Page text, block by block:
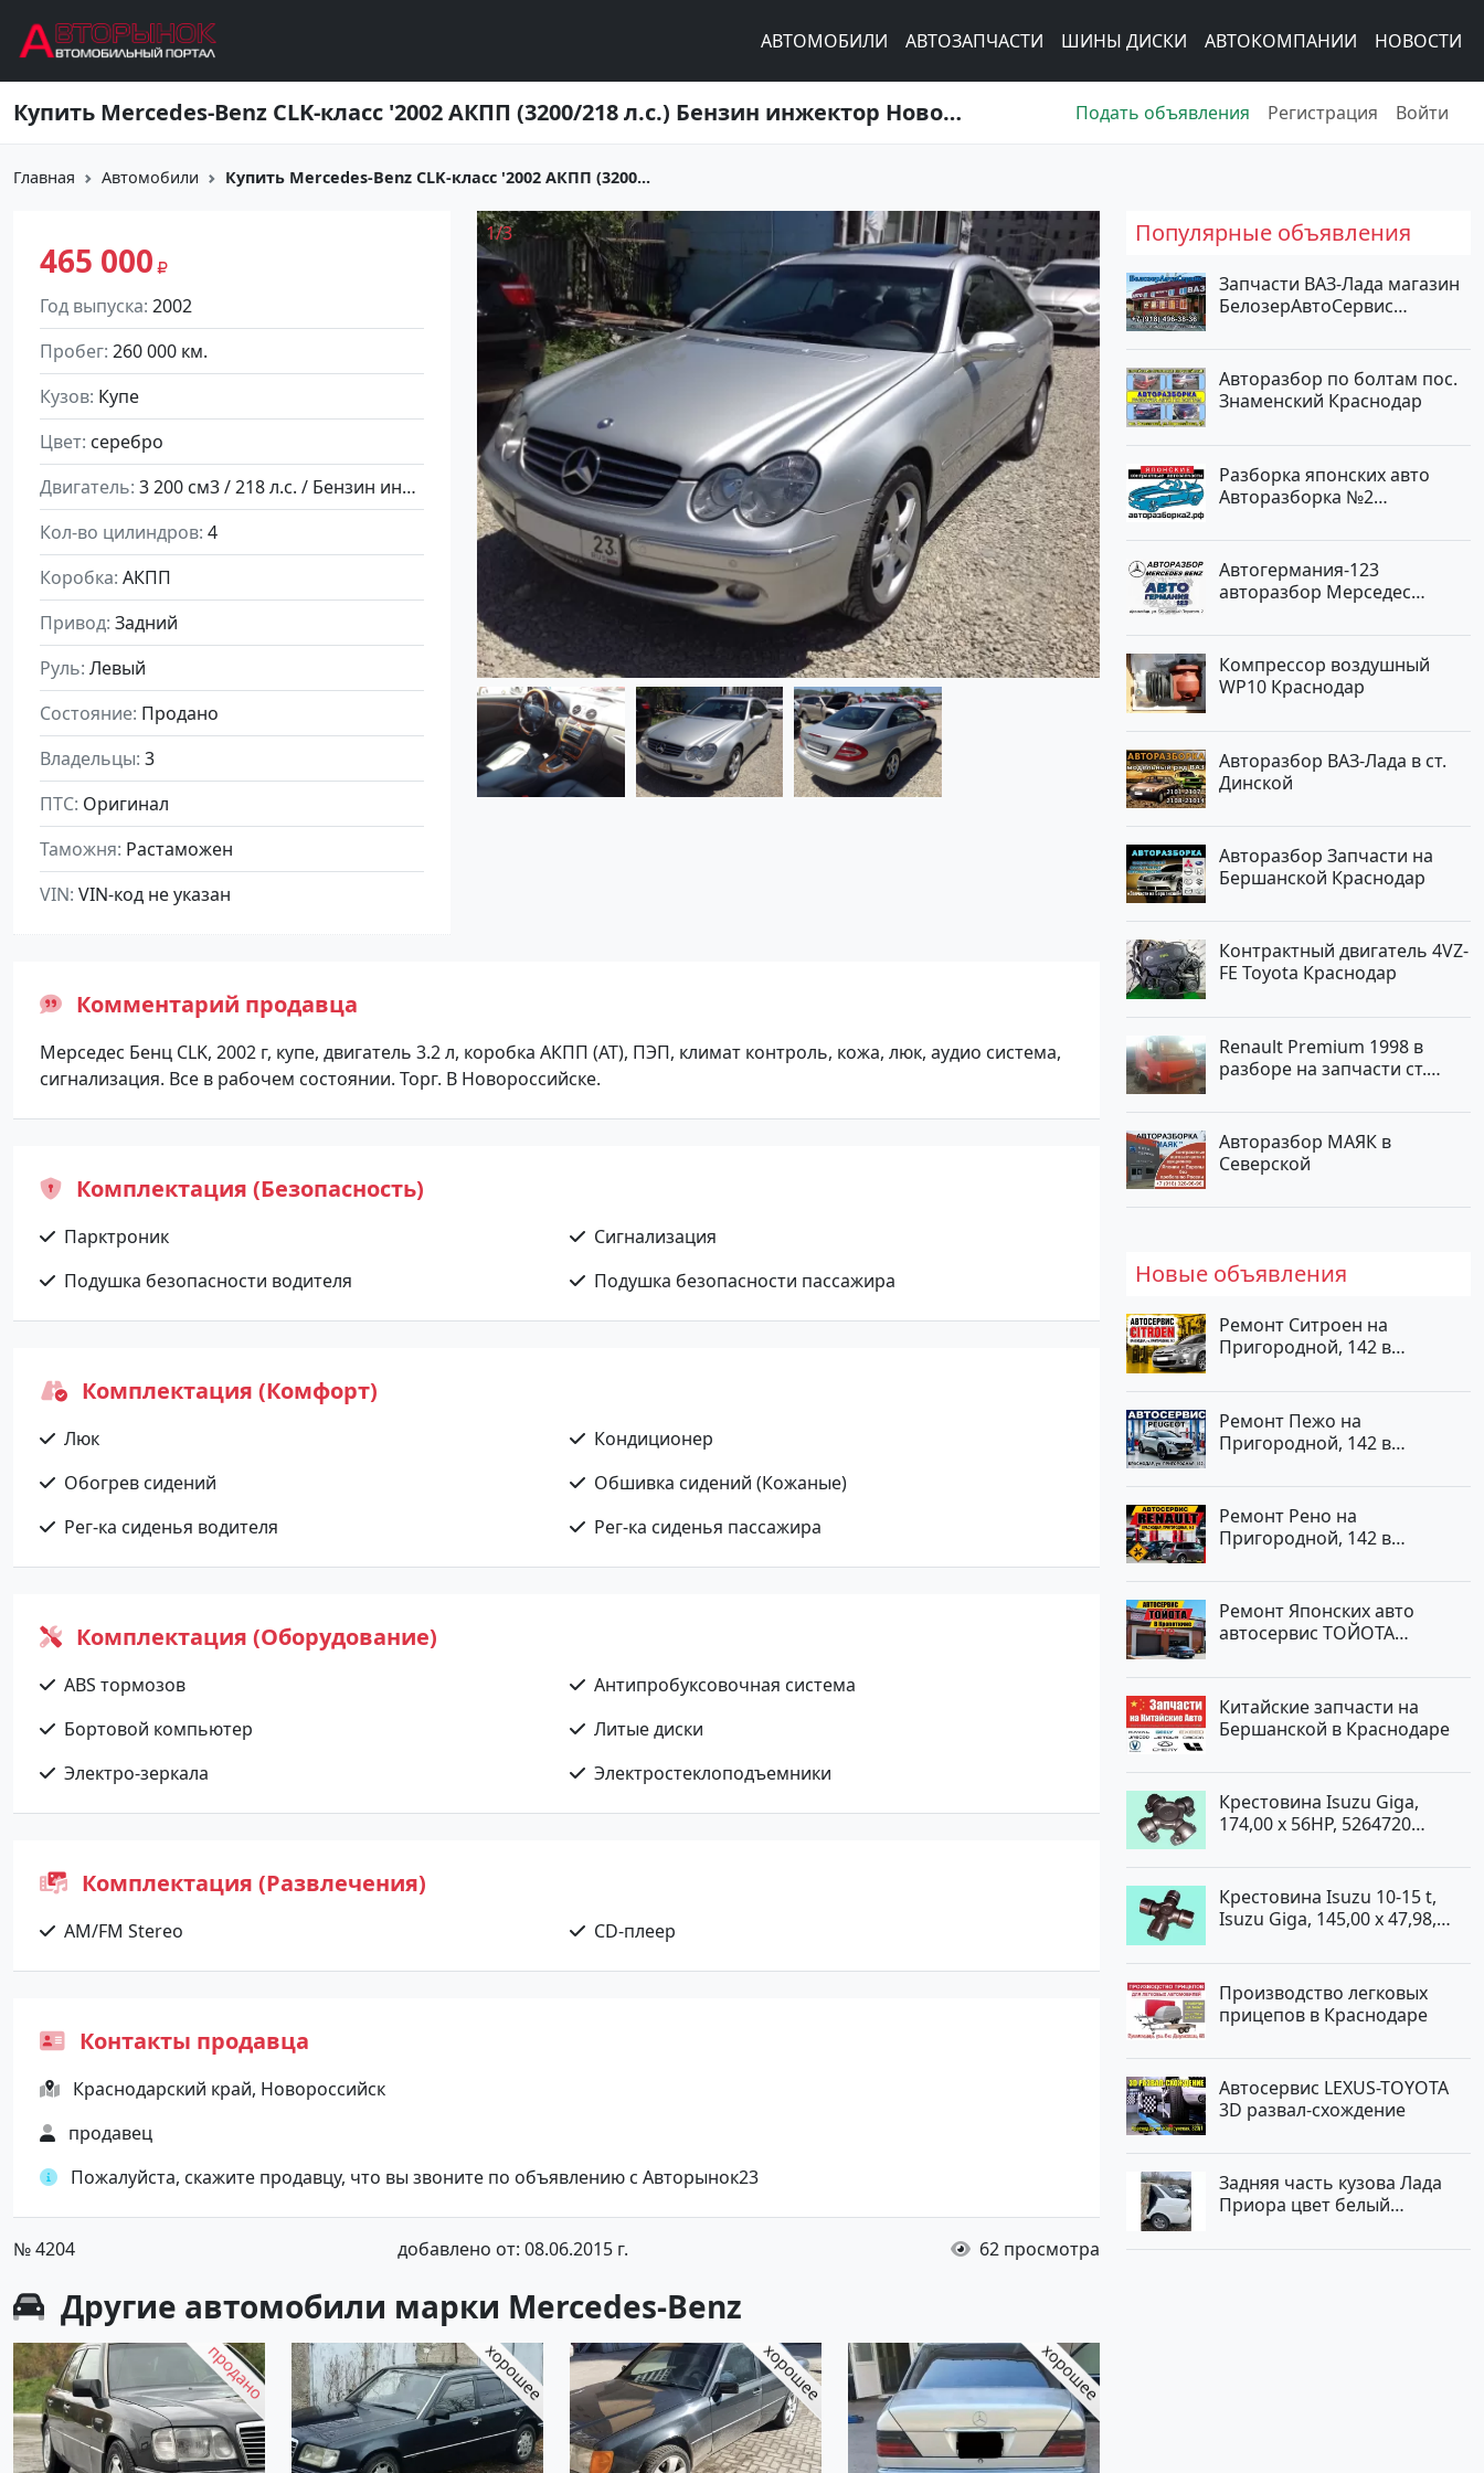
АВТОМОБИЛИ АВТОЗАПЧАСТИ ШИНЫ ДИСКИ АВТОКОМПАНИИ НОВОСТИ
Купить Mercedes-Benz CLK-класс '2002 АКПП (3200/218 л.с.) Бензин инжектор Новороссийск цвет серебро Купе по цене 465000 рублей, объявление №4204 на сайте Авторынок23 Подать объявления Регистрация Войти
Главная Автомобили Купить Mercedes-Benz CLK-класс '2002 АКПП (3200...
465 000
Год выпуска 2002
Пробег 260 000 км.
Кузов Купе
Цвет серебро
Двигатель
3 200 см3 / 218 л.с. / Бензин инжектор
Кол-во цилиндров 4
Коробка АКПП
Привод Задний
Руль Левый
Состояние Продано
Владельцы 3
ПТС Оригинал
Таможня Растаможен
VIN VIN-код не указан
1/3
Комментарий продавца
Мерседес Бенц CLK, 2002 г, купе, двигатель 3.2 л, коробка АКПП (АТ), ПЭП, климат контроль, кожа, люк, аудио система,
сигнализация. Все в рабочем состоянии. Торг. В Новороссийске.
Комплектация (Безопасность)
Парктроник
Сигнализация
Подушка безопасности водителя
Подушка безопасности пассажира
Комплектация (Комфорт)
Люк
Кондиционер
Обогрев сидений
Обшивка сидений (Кожаные)
Рег-ка сиденья водителя
Рег-ка сиденья пассажира
Комплектация (Оборудование)
ABS тормозов
Антипробуксовочная система
Бортовой компьютер
Литые диски
Электро-зеркала
Электростеклоподъемники
Комплектация (Развлечения)
AM/FM Stereo CD-плеер
Контакты продавца
Краснодарский край, Новороссийск
продавец
Пожалуйста, скажите продавцу, что вы звоните по объявлению с Авторынок23
№ 4204 добавлено от: 08.06.2015 г. 62 просмотра
Другие автомобили марки Mercedes-Benz
Популярные объявления
Запчасти ВАЗ-Лада магазин
БелозерАвтоСервис
Авторазбор по болтам пос.
Знаменский Краснодар
Разборка японских авто
Авторазборка №2
Автогермания-123
авторазбор Мерседес
Компрессор воздушный
WP10 Краснодар
Авторазбор ВАЗ-Лада в ст.
Динской
Авторазбор Запчасти на
Бершанской Краснодар
Контрактный двигатель 4VZ-
FE Toyota Краснодар
Renault Premium 1998 в
разборе на запчасти ст.
Авторазбор МАЯК в
Северской
Новые объявления
Ремонт Ситроен на
Пригородной, 142 в
Ремонт Пежо на
Пригородной, 142 в
Ремонт Рено на
Пригородной, 142 в
Ремонт Японских авто
автосервис ТОЙОТА
Китайские запчасти на
Бершанской в Краснодаре
Крестовина Isuzu Giga,
174,00 x 56HP, 5264720
Крестовина Isuzu 10-15 t,
Isuzu Giga, 145,00 x 47,98,
Производство легковых
прицепов в Краснодаре
Автосервис LEXUS-TOYOTA
3D развал-схождение
Задняя часть кузова Лада
Приора цвет белый